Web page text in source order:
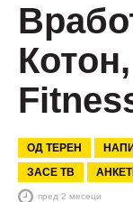
ОД ТЕРЕН
ЗАСЕ ТВ
пред 2 месеци